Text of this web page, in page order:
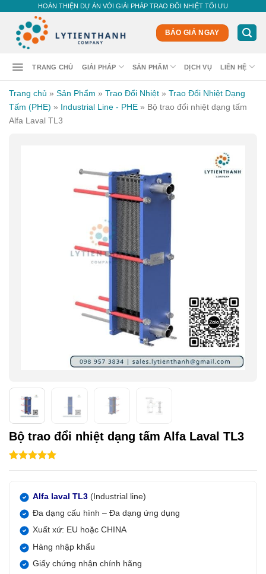
to
content
HOÀN THIỆN DỰ ÁN VỚI GIẢI PHÁP TRAO ĐỔI NHIỆT TỐI ƯU
BÁO GIÁ NGAY
TRANG CHỦ GIẢI PHÁP SẢN PHẨM DỊCH VỤ LIÊN HỆ
Trang chủ » Sản Phẩm » Trao Đổi Nhiệt » Trao Đổi Nhiệt Dạng
Tấm (PHE) » Industrial Line - PHE » Bộ trao đổi nhiệt dạng tấm
Alfa Laval TL3
Bộ trao đổi nhiệt dạng tấm Alfa Laval TL3
5.00trên 5
1
Alfa laval TL3 (Industrial line)
Đa dạng cấu hình – Đa dạng ứng dụng
Xuất xứ: EU hoặc CHINA
Hàng nhập khẩu
Giấy chứng nhận chính hãng